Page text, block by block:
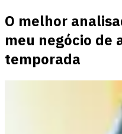
O melhor
meu negócio de
temporada